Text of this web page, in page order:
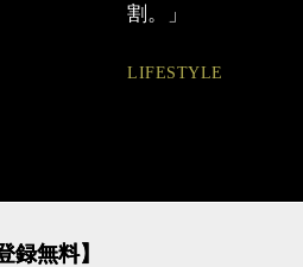
割。」
LIFESTYLE
録無料】